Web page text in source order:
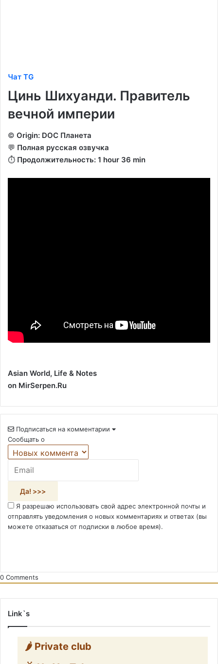
Чат TG
Цинь Шихуанди. Правитель
вечной империи
©️ Origin: DOC Планета
💬 Полная русская озвучка
⏱️ Продолжительность: 1 hour 36 min
Asian World, Life & Notes
on MirSerpen.Ru
Подписаться на комментарии
Сообщать о
Я разрешаю использовать свой адрес электронной почты и
отправлять уведомления о новых комментариях и ответах (вы
можете отказаться от подписки в любое время).
0 Comments
Link`s
🌶️ Private club